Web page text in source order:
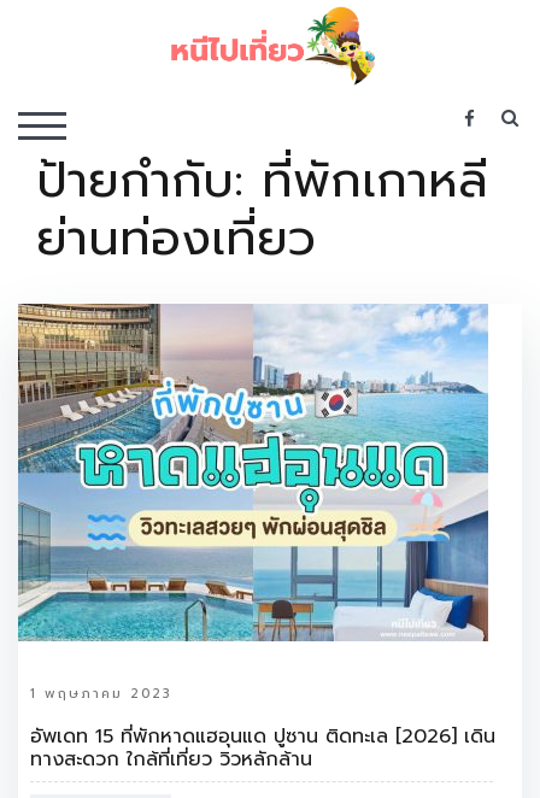
TOGGLE MOBILE MENU
ป้ายกำกับ: ที่พักเกาหลี
ย่านท่องเที่ยว
1 พฤษภาคม 2023
อัพเดท 15 ที่พักหาดแฮอุนแด ปูซาน ติดทะเล [2026] เดิน
ทางสะดวก ใกล้ที่เที่ยว วิวหลักล้าน